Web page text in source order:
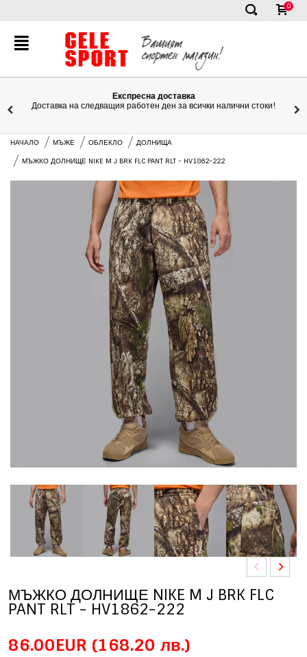
✕
0
Експресна доставка
Доставка на следващия работен ден за всички налични стоки!
НАЧАЛО МЪЖЕ ОБЛЕКЛО ДОЛНИЩА
МЪЖКО ДОЛНИЩЕ NIKE M J BRK FLC PANT RLT - HV1862-222
МЪЖКО ДОЛНИЩЕ NIKE M J BRK FLC
PANT RLT - HV1862-222
86.00EUR (168.20 лв.)